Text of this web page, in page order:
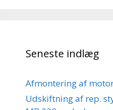
Seneste indlæg
Afmontering af
Udskiftning af rep.